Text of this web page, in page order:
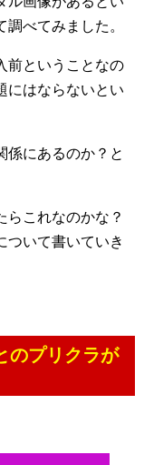
べてみました。
前ということなの
にはならないとい
係にあるのか？と
らこれなのかな？
ついて書いていき
のプリクラが